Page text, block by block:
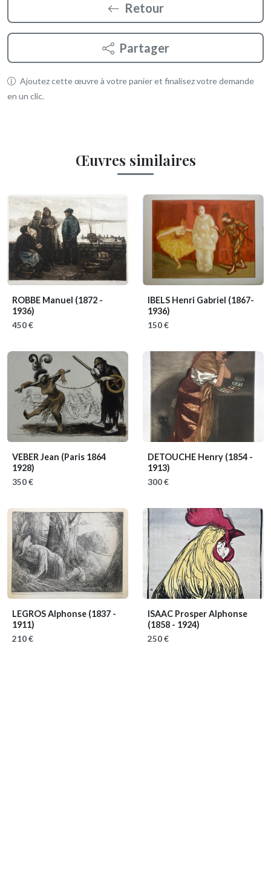
Retour
Partager
Ajoutez cette œuvre à votre panier et finalisez votre demande
en un clic.
Œuvres similaires
ROBBE Manuel (1872 -
1936)
450 €
IBELS Henri Gabriel (1867-
1936)
150 €
VEBER Jean (Paris 1864
1928)
350 €
DETOUCHE Henry (1854 -
1913)
300 €
LEGROS Alphonse (1837 -
1911)
210 €
ISAAC Prosper Alphonse
(1858 - 1924)
250 €